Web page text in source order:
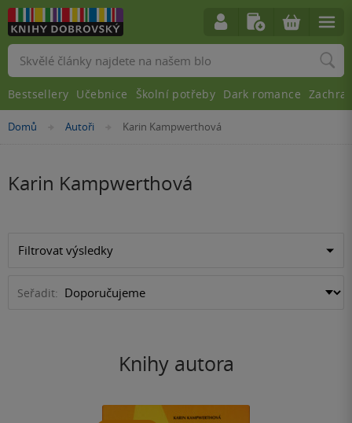
Nacházíte
Domů »Autoři »
Karin Kampwerthová
Karin Kampwerthová
Filtrovat výsledky
Seřadit:
Knihy autora
Vyhledávání
Bestsellery Učebnice Školní potřeby Dark romance